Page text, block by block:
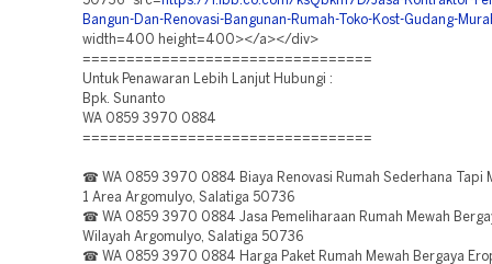
Bangun-Dan-Renovasi-Bangunan-Rumah-Toko-Kost-Gudang-
width=400 height=400></a></div>
=================================
Untuk Penawaran Lebih Lanjut Hubungi :
Bpk. Sunanto
WA 0859 3970 0884
=================================
☎ WA 0859 3970 0884 Biaya Renovasi Rumah Sederhana Tapi
1 Area Argomulyo, Salatiga 50736
☎ WA 0859 3970 0884 Jasa Pemeliharaan Rumah Mewah
Wilayah Argomulyo, Salatiga 50736
☎ WA 0859 3970 0884 Harga Paket Rumah Mewah Bergaya